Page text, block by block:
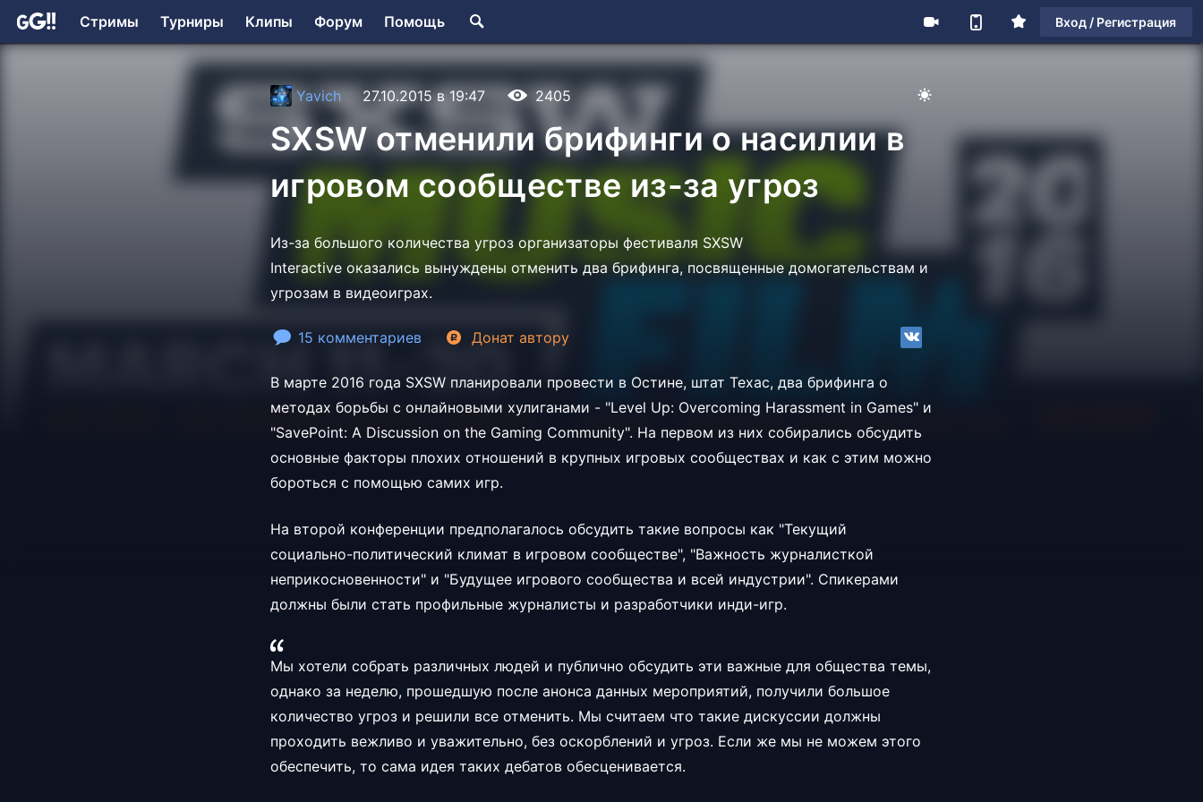
Стримы Турниры Клипы Форум Помощь Вход / Регистрация
Yavich 27.10.2015 в 19:47 2405
SXSW отменили брифинги о насилии в
игровом сообществе из-за угроз
Из-за большого количества угроз организаторы фестиваля SXSW
Interactive оказались вынуждены отменить два брифинга, посвященные домогательствам и
угрозам в видеоиграх.
15 комментариев Донат автору
В марте 2016 года SXSW планировали провести в Остине, штат Техас, два брифинга о
методах борьбы с онлайновыми хулиганами - "Level Up: Overcoming Harassment in Games" и
"SavePoint: A Discussion on the Gaming Community". На первом из них собирались обсудить
основные факторы плохих отношений в крупных игровых сообществах и как с этим можно
бороться с помощью самих игр.
На второй конференции предполагалось обсудить такие вопросы как "Текущий
социально-политический климат в игровом сообществе", "Важность журналисткой
неприкосновенности" и "Будущее игрового сообщества и всей индустрии". Спикерами
должны были стать профильные журналисты и разработчики инди-игр.
Мы хотели собрать различных людей и публично обсудить эти важные для общества темы,
однако за неделю, прошедшую после анонса данных мероприятий, получили большое
количество угроз и решили все отменить. Мы считаем что такие дискуссии должны
проходить вежливо и уважительно, без оскорблений и угроз. Если же мы не можем этого
обеспечить, то сама идея таких дебатов обесценивается.